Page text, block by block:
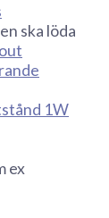
ska löda
1W
ex